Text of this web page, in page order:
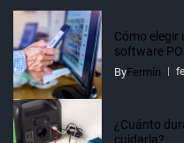
Cómo
software
ByFermín
¿Cuánto
cuidarla?